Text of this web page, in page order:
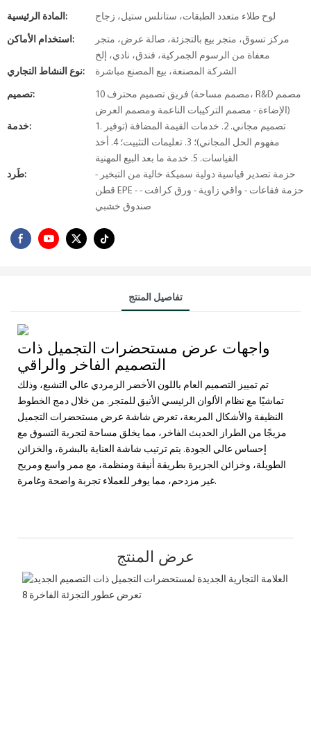
المادة الرئيسية: لوح طلاء متعدد الطبقات، ستانلس ستيل، زجاج
استخدام الأماكن:
مركز تسوق، متجر بيع بالتجزئة، صالة عرض، متجر
معفاة من الرسوم الجمركية، فندق، نادي، إلخ
نوع النشاط التجاري:
الشركة المصنعة، بيع المصنع مباشرة
تصميم:
10 فريق تصميم محترف (مصمم مساحة، R&D مصمم
الإضاءة - مصمم التركيبات الناعمة ومصمم العرض)
خدمة:
1. تصميم مجاني. 2. خدمات القيمة المضافة (توفير
مفهوم الحل المجاني)؛ 3. تعليمات التثبيت؛ 4. أخذ
القياسات. 5. خدمة ما بعد البيع المهنية
طَرد:
حزمة تصدير قياسية دولية سميكة خالية من التبخير -
قطن EPE - حزمة فقاعات - واقي زاوية - ورق كرافت -
صندوق خشبي
تفاصيل المنتج
واجهات عرض مستحضرات التجميل ذات
التصميم الفاخر والراقي
تم تمييز التصميم العام باللون الأخضر الزمردي عالي التشبع، وذلك
تماشيًا مع نظام الألوان الرئيسي الأنيق للمتجر. من خلال دمج الخطوط
النظيفة والأشكال المربعة، تعرض شاشة عرض مستحضرات التجميل
مزيجًا من الطراز الحديث الفاخر، مما يخلق مساحة لتجربة التسوق مع
إحساس عالي الجودة. يتم ترتيب شاشة العناية بالبشرة، والخزائن
الطويلة، وخزائن الجزيرة بطريقة أنيقة ومنظمة، مع ممر واسع ومريح
غير مزدحم، مما يوفر للعملاء تجربة واضحة وغامرة.
عرض المنتج